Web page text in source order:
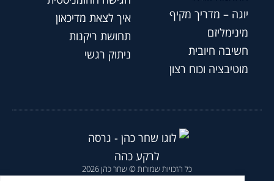
יוגה – מדריך מקיף
מינימליזם
חשיבה חיובית
מוטיבציה וכוח רצון
איך לצאת מדיכאון
תחושת ריקנות
ניתוק רגשי
כל הזכויות שמורות © שחר כהן 2026